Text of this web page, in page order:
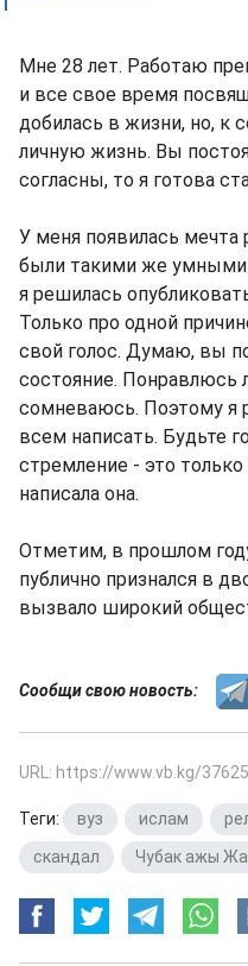
Мне 28 лет. Работаю
и все свое время
добилась в жизни, но, к
личную жизнь. Вы
согласны, то я готова
У меня появилась мечта
были такими же
я решилась
Только про одной
свой голос. Думаю, вы
состояние. Понравлюсь
сомневаюсь. Поэтому я
всем написать. Будьте
стремление - это
написала она.
Отметим, в прошлом
публично признался в
вызвало широкий
Сообщи свою новость:
URL: https://www.vb.kg/
Теги: вуз ислам
скандал
Чубак ажы